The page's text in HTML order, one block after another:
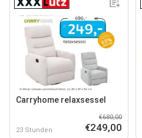
Carryhome relaxsessel
23 Stunden
€680,00
€249,00